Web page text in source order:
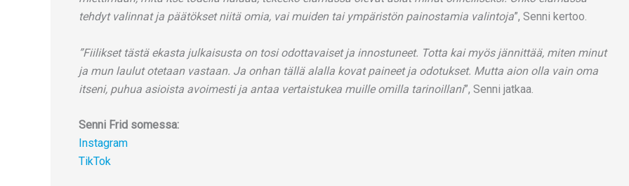
tehdyt valinnat ja päätökset niitä omia, vai muiden tai ympäristön painostamia valintoja”, Senni kertoo.
”Fiilikset tästä ekasta julkaisusta on tosi odottavaiset ja innostuneet. Totta kai myös jännittää, miten minut
ja mun laulut otetaan vastaan. Ja onhan tällä alalla kovat paineet ja odotukset. Mutta aion olla vain oma
itseni, puhua asioista avoimesti ja antaa vertaistukea muille omilla tarinoillani”, Senni jatkaa.
Senni Frid somessa:
Instagram
TikTok